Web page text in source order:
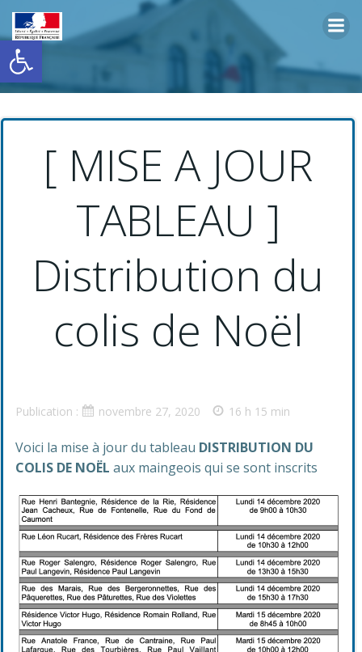
Ouvrir la barre d’outils
contenu
[ MISE A JOUR
TABLEAU ]
Distribution du
colis de Noël
Publication : novembre 27, 2020 16 h 15 min
Voici la mise à jour du tableau DISTRIBUTION DU
COLIS DE NOËL aux maingeois qui se sont inscrits